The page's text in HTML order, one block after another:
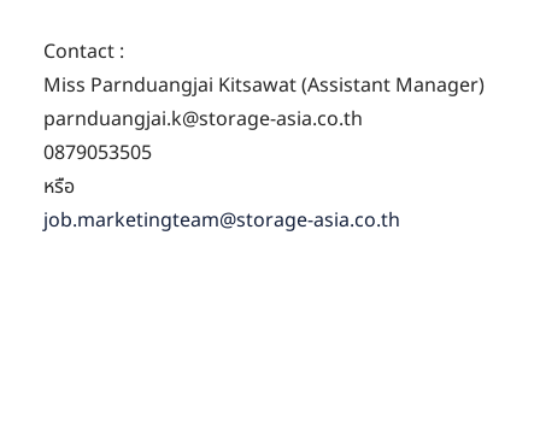
Contact :
Miss Parnduangjai Kitsawat (Assistant Manager)
parnduangjai.k@storage-asia.co.th
0879053505
หรือ
job.marketingteam@storage-asia.co.th